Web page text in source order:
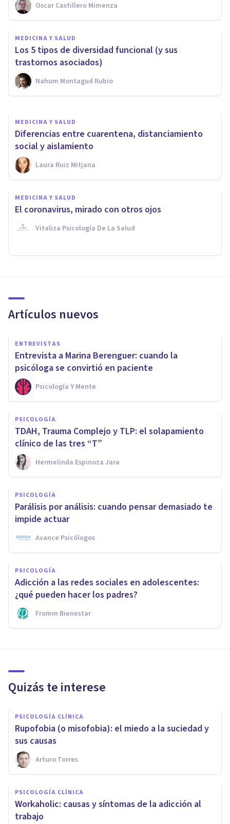
Oscar Castillero Mimenza
MEDICINA Y SALUD
Los 5 tipos de diversidad funcional (y sus
trastornos asociados)
Nahum Montagud Rubio
MEDICINA Y SALUD
Coronavirus: ¿qué están
haciendo los gobiernos para
aliviar la crisis sanitaria?
Andreu Palou
MEDICINA Y SALUD
Diferencias entre cuarentena, distanciamiento
social y aislamiento
Laura Ruiz Mitjana
MEDICINA Y SALUD
El coronavirus, mirado con otros ojos
Vitaliza Psicología De La Salud
Artículos nuevos
ENTREVISTAS
Entrevista a Marina Berenguer: cuando la
psicóloga se convirtió en paciente
Psicología Y Mente
PSICOLOGÍA
TDAH, Trauma Complejo y TLP: el solapamiento
clínico de las tres “T”
Hermelinda Espinoza Jara
PSICOLOGÍA
Parálisis por análisis: cuando pensar demasiado te
impide actuar
Avance Psicólogos
PSICOLOGÍA
Adicción a las redes sociales en adolescentes:
¿qué pueden hacer los padres?
Fromm Bienestar
Quizás te interese
PSICOLOGÍA CLÍNICA
Rupofobia (o misofobia): el miedo a la suciedad y
sus causas
Arturo Torres
PSICOLOGÍA CLÍNICA
​Workaholic: causas y síntomas de la adicción al
trabajo